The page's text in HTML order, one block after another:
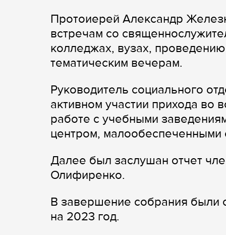
Протоиерей Александр
встречам со
колледжах, вузах,
тематическим вечерам.
Руководитель социального
активном участии прихода во
работе с учебными
центром, малообеспеченными
Далее был заслушан отчет
Олифиренко.
В завершение собрания были
на 2023 год.